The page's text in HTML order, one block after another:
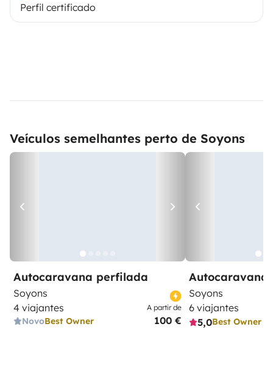
Perfil certificado
Veículos semelhantes perto de Soyons
Autocaravana perfilada
Soyons
4 viajantes
NovoBest Owner
A partir de
100 €
Autocaravana
Soyons
6 viajantes
5,0Best Owner